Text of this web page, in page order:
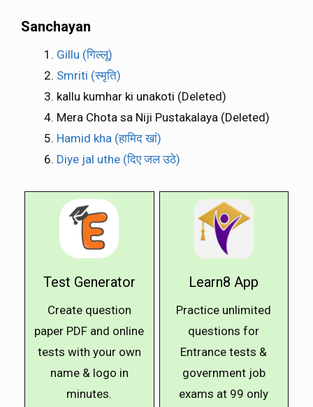
Sanchayan
Gillu (गिल्लू)
Smriti (स्मृति)
kallu kumhar ki unakoti (Deleted)
Mera Chota sa Niji Pustakalaya (Deleted)
Hamid kha (हामिद खां)
Diye jal uthe (दिए जल उठे)
Test Generator
Create question
paper PDF and online
tests with your own
name & logo in
minutes.
Learn8 App
Practice unlimited
questions for
Entrance tests &
government job
exams at ₹99 only